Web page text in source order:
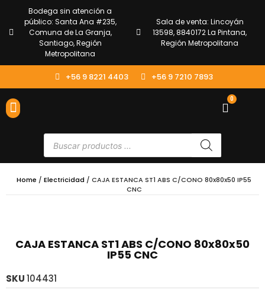
Bodega sin atención a
público: Santa Ana #235,
Comuna de La Granja,
Santiago, Región
Metropolitana
Sala de venta: Lincoyán
13598, 8840172 La Pintana,
Región Metropolitana
+56 9 8221 4403 +56 9 7210 7893
0
Home / Electricidad / CAJA ESTANCA ST1 ABS C/CONO 80x80x50 IP55
CNC
CAJA ESTANCA ST1 ABS C/CONO 80x80x50
IP55 CNC
SKU104431